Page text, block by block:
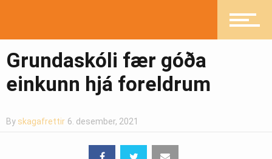
Grundaskóli fær góða
einkunn hjá foreldrum
By skagafrettir 6. desember, 2021